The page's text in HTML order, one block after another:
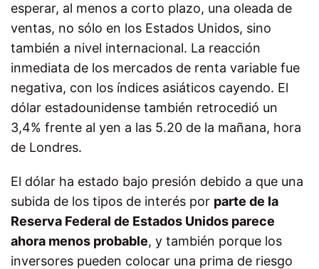
esperar, al menos a corto plazo, una oleada de
ventas, no sólo en los Estados Unidos, sino
también a nivel internacional. La reacción
inmediata de los mercados de renta variable fue
negativa, con los índices asiáticos cayendo. El
dólar estadounidense también retrocedió un
3,4% frente al yen a las 5.20 de la mañana, hora
de Londres.
El dólar ha estado bajo presión debido a que una
subida de los tipos de interés por parte de la
Reserva Federal de Estados Unidos parece
ahora menos probable, y también porque los
inversores pueden colocar una prima de riesgo